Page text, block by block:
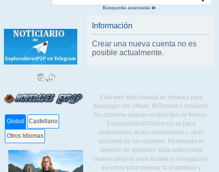
Búsqueda avanzada
Global Castellano
Otros Idiomas
Información
Crear una nueva cuenta no es
posible actualmente.
Esta web está basada en enlaces para
descargar con eMule, BitTorrent o similares.
No contiene alojado ningún tipo de fichero.
ExploradoresP2P.com no se hace
responsable de los comentarios u otras
acciones de los usuarios. Reservado el
derecho de admisión. Esta web inserta
cookies propias para facilitar tu navegación,
así como para mejorar la usabilidad y